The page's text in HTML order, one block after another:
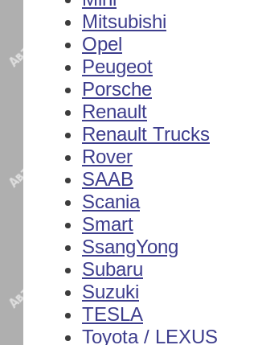
Mitsubishi
Opel
Peugeot
Porsche
Renault
Renault Trucks
Rover
SAAB
Scania
Smart
SsangYong
Subaru
Suzuki
TESLA
Toyota / LEXUS